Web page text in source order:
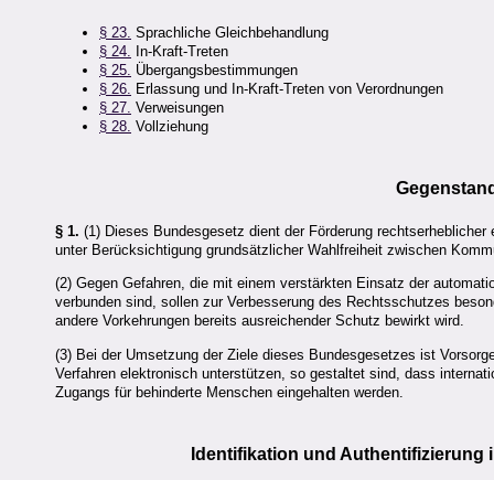
§ 23. Sprachliche Gleichbehandlung
§ 24. In-Kraft-Treten
§ 25. Übergangsbestimmungen
§ 26. Erlassung und In-Kraft-Treten von Verordnungen
§ 27. Verweisungen
§ 28. Vollziehung
§ 1. (1) Dieses Bundesgesetz dient der Förderung
unter Berücksichtigung grundsätzlicher Wahlfreiheit zwischen
(2) Gegen Gefahren, die mit einem verstärkten Einsatz der
verbunden sind, sollen zur Verbesserung des Rechtsschutzes
andere Vorkehrungen bereits ausreichender Schutz bewirkt wird.
(3) Bei der Umsetzung der Ziele dieses Bundesgesetzes ist
Verfahren elektronisch unterstützen, so gestaltet sind, dass
Zugangs für behinderte Menschen eingehalten werden.
Identifikation und Authentifizierung